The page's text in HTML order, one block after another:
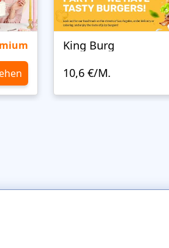
King Burg
10,6 €/M.